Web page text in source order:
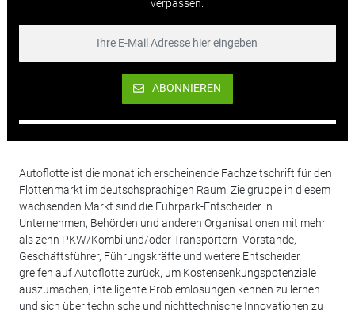
verpassen.
ABONNIEREN
Autoflotte ist die monatlich erscheinende Fachzeitschrift für den
Flottenmarkt im deutschsprachigen Raum. Zielgruppe in diesem
wachsenden Markt sind die Fuhrpark-Entscheider in
Unternehmen, Behörden und anderen Organisationen mit mehr
als zehn PKW/Kombi und/oder Transportern. Vorstände,
Geschäftsführer, Führungskräfte und weitere Entscheider
greifen auf Autoflotte zurück, um Kostensenkungspotenziale
auszumachen, intelligente Problemlösungen kennen zu lernen
und sich über technische und nichttechnische Innovationen zu